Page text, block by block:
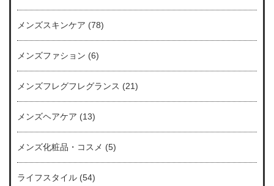
メンズスキンケア (78)
メンズファション (6)
メンズフレグフレグランス (21)
メンズヘアケア (13)
メンズ化粧品・コスメ (5)
ライフスタイル (54)